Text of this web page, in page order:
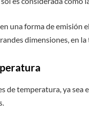
una forma de emisión
dimensiones, en
de temperatura, ya